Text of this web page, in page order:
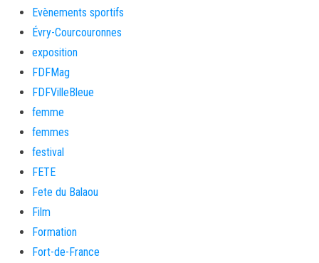
Evènements sportifs
Évry-Courcouronnes
exposition
FDFMag
FDFVilleBleue
femme
femmes
festival
FETE
Fete du Balaou
Film
Formation
Fort-de-France